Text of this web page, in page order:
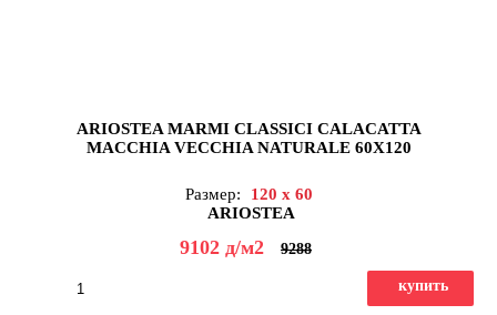
ARIOSTEA MARMI CLASSICI CALACATTA
MACCHIA VECCHIA NATURALE 60X120
Размер:
120 x 60
ARIOSTEA
9102 д/м2 9288
купить